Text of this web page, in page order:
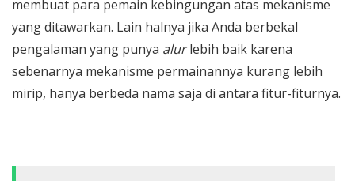
membuat para pemain kebingungan atas mekanisme
yang ditawarkan. Lain halnya jika Anda berbekal
pengalaman yang punya alurlebih baik karena
sebenarnya mekanisme permainannya kurang lebih
mirip, hanya berbeda nama saja di antara fitur-fiturnya.